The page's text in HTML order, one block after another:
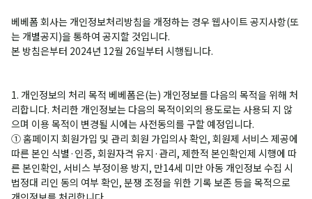
베베폼 회사는 개인정보처리방침을 개정하는 경우 웹사이트 공지사항(또
는 개별공지)을 통하여 공지할 것입니다.
본 방침은부터 2024년 12월 26일부터 시행됩니다.
1. 개인정보의 처리 목적 베베폼은(는) 개인정보를 다음의 목적을 위해 처
리합니다. 처리한 개인정보는 다음의 목적이외의 용도로는 사용되 지 않
으며 이용 목적이 변경될 시에는 사전동의를 구할 예정입니다.
① 홈페이지 회원가입 및 관리 회원 가입의사 확인, 회원제 서비스 제공에
따른 본인 식별·인증, 회원자격 유지·관리, 제한적 본인확인제 시행에 따
른 본인확인, 서비스 부정이용 방지, 만14세 미만 아동 개인정보 수집 시
법정대 리인 동의 여부 확인, 분쟁 조정을 위한 기록 보존 등을 목적으로